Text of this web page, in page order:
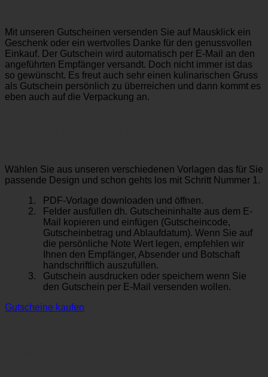
Mit unseren Gutscheinen versenden Sie auf Mausklick ein
Geschenk oder ein wertvolles Danke für den genussvollen
Einkauf. Der Gutschein wird automatisch per E-Mail an den
angeführten Empfänger versandt. Doch nicht immer ist das
so gewünscht. Es freut auch sehr einen kulinarischen Gruss
als Gutschein persönlich zu überreichen und dann kommt es
eben auch auf die Verpackung an.
Wählen Sie aus unseren verschiedenen Vorlagen das für Sie
passende Design und schon gehts los mit Schritt Nummer 1.
PDF-Vorlage downloaden und öffnen.
Felder ausfüllen dh. Gutscheininhalte aus dem E-
Mail kopieren und einfügen (Gutscheincode,
Gutscheinbetrag und Ablaufdatum). Wenn Sie auf
die persönliche Note Wert legen, empfehlen wir
Ihnen den Empfänger, Absender und Botschaft
handschriftlich auszufüllen.
Gutschein ausdrucken oder speichern wenn Sie
den Gutschein per E-Mail versenden wollen.
Gutscheine kaufen